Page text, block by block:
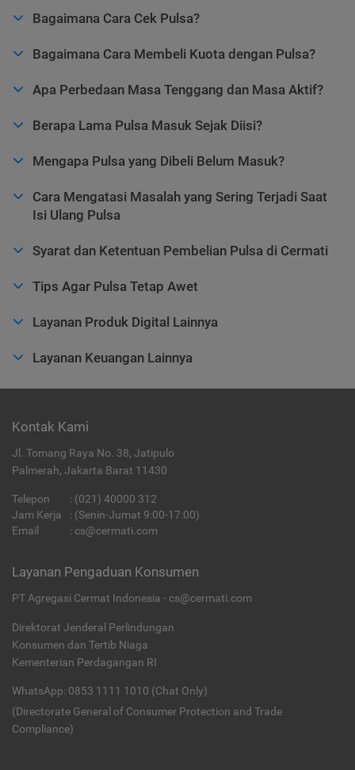
Bagaimana Cara Cek Pulsa?
Bagaimana Cara Membeli Kuota dengan Pulsa?
Apa Perbedaan Masa Tenggang dan Masa Aktif?
Berapa Lama Pulsa Masuk Sejak Diisi?
Mengapa Pulsa yang Dibeli Belum Masuk?
Cara Mengatasi Masalah yang Sering Terjadi Saat
Isi Ulang Pulsa
Syarat dan Ketentuan Pembelian Pulsa di Cermati
Tips Agar Pulsa Tetap Awet
Layanan Produk Digital Lainnya
Layanan Keuangan Lainnya
Kontak Kami
Jl. Tomang Raya No. 38, Jatipulo
Palmerah, Jakarta Barat 11430
Telepon : (021) 40000 312
Jam Kerja
: (Senin-Jumat 9:00-17:00)
Email
: cs@cermati.com
Layanan Pengaduan Konsumen
PT Agregasi Cermat Indonesia - cs@cermati.com
Direktorat Jenderal Perlindungan
Konsumen dan Tertib Niaga
Kementerian Perdagangan RI
WhatsApp: 0853 1111 1010 (Chat Only)
(Directorate General of Consumer Protection and Trade
Compliance)